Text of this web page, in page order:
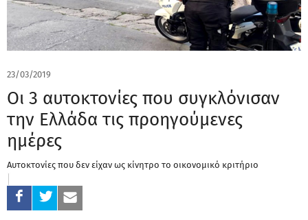
23/03/2019
Οι 3 αυτοκτονίες που συγκλόνισαν
την Ελλάδα τις προηγούμενες
ημέρες
Αυτοκτονίες που δεν είχαν ως κίνητρο το οικονομικό κριτήριο